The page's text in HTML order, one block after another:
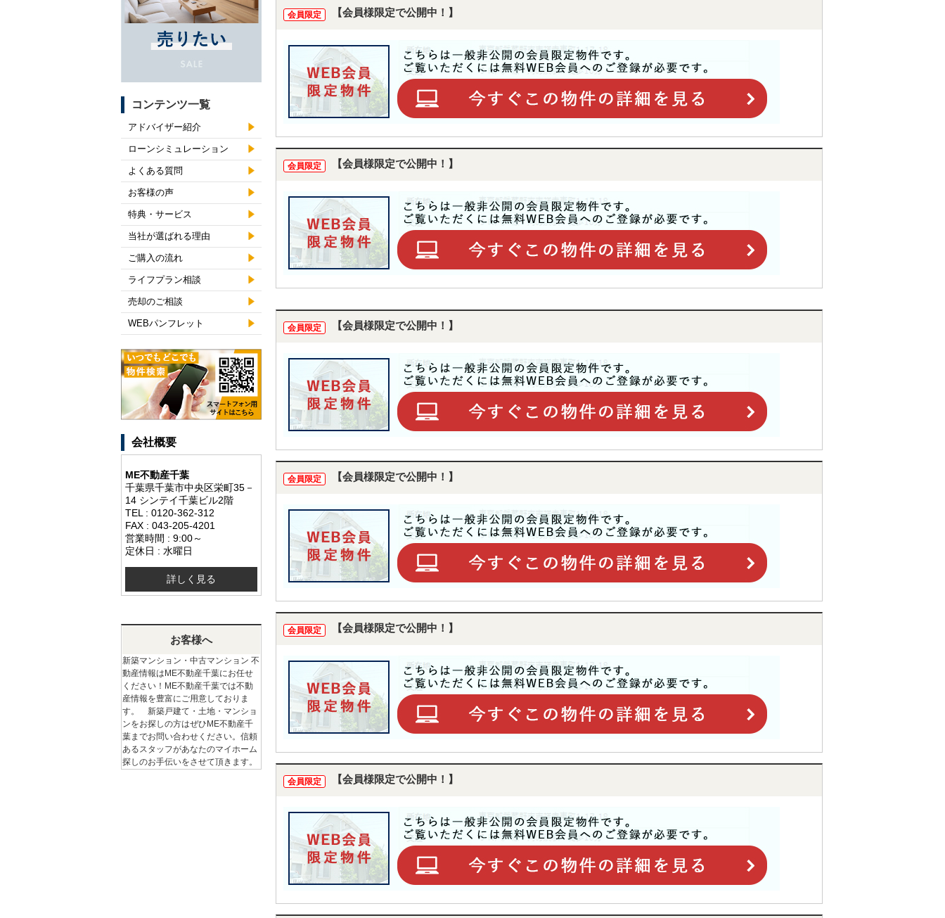
会員限定 【会員様限定で公開中！】
会員限定 【会員様限定で公開中！】
会員限定 【会員様限定で公開中！】
会員限定 【会員様限定で公開中！】
会員限定 【会員様限定で公開中！】
会員限定 【会員様限定で公開中！】
コンテンツ一覧
アドバイザー紹介
ローンシミュレーション
よくある質問
お客様の声
特典・サービス
当社が選ばれる理由
ご購入の流れ
ライフプラン相談
売却のご相談
WEBパンフレット
会社概要
ME不動産千葉
千葉県千葉市中央区栄町35－
14 シンテイ千葉ビル2階
TEL : 0120-362-312
FAX : 043-205-4201
営業時間 : 9:00～
定休日 : 水曜日
詳しく見る
お客様へ
新築マンション・中古マンション 不
動産情報はME不動産千葉にお任せ
ください！ME不動産千葉では不動
産情報を豊富にご用意しておりま
す。 新築戸建て・土地・マンショ
ンをお探しの方はぜひME不動産千
葉までお問い合わせください。信頼
あるスタッフがあなたのマイホーム
探しのお手伝いをさせて頂きます。